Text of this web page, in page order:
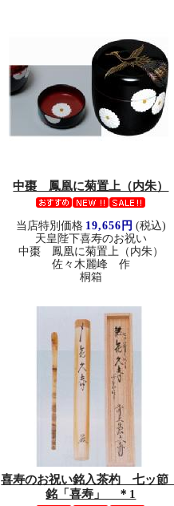
中棗 鳳凰に菊置上（内朱）
当店特別価格 19,656円 (税込)
天皇陛下喜寿のお祝い
中棗 鳳凰に菊置上（内朱）
佐々木麗峰 作
桐箱
喜寿のお祝い銘入茶杓 七ッ
銘「喜寿」 ＊1